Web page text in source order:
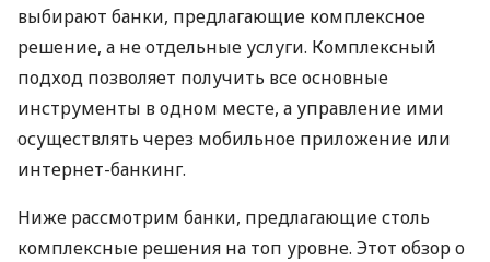
выбирают банки, предлагающие комплексное
решение, а не отдельные услуги. Комплексный
подход позволяет получить все основные
инструменты в одном месте, а управление ими
осуществлять через мобильное приложение или
интернет-банкинг.
Ниже рассмотрим банки, предлагающие столь
комплексные решения на топ уровне. Этот обзор о